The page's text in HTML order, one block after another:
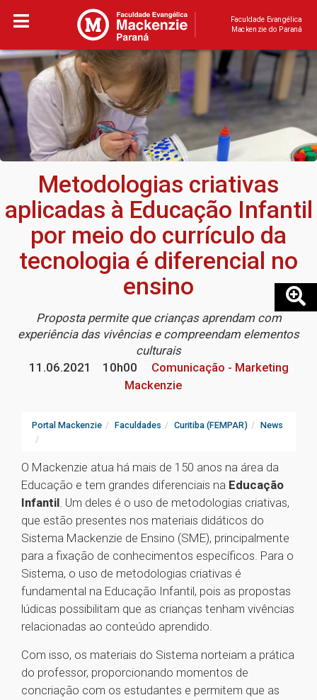
Faculdade Evangélica
Mackenzie do Paraná
Metodologias criativas
aplicadas à Educação Infantil
por meio do currículo da
tecnologia é diferencial no
ensino
Proposta permite que crianças aprendam com
experiência das vivências e compreendam elementos
culturais
11.06.2021
10h00
Comunicação - Marketing
Mackenzie
Portal Mackenzie Faculdades Curitiba (FEMPAR) News
O Mackenzie atua há mais de 150 anos na área da
Educação e tem grandes diferenciais na Educação
Infantil. Um deles é o uso de metodologias criativas,
que estão presentes nos materiais didáticos do
Sistema Mackenzie de Ensino (SME), principalmente
para a fixação de conhecimentos específicos. Para o
Sistema, o uso de metodologias criativas é
fundamental na Educação Infantil, pois as propostas
lúdicas possibilitam que as crianças tenham vivências
relacionadas ao conteúdo aprendido.
Com isso, os materiais do Sistema norteiam a prática
do professor, proporcionando momentos de
concriação com os estudantes e permitem que as